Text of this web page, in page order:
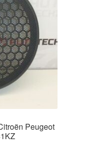
Peugeot